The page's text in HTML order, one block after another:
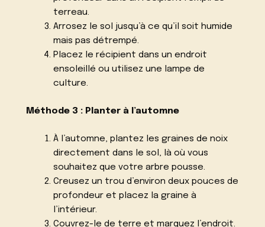
terreau.
Arrosez le sol jusqu’à ce qu’il soit humide
mais pas détrempé.
Placez le récipient dans un endroit
ensoleillé ou utilisez une lampe de
culture.
Méthode 3 : Planter à l’automne
À l’automne, plantez les graines de noix
directement dans le sol, là où vous
souhaitez que votre arbre pousse.
Creusez un trou d’environ deux pouces de
profondeur et placez la graine à
l’intérieur.
Couvrez-le de terre et marquez l’endroit.